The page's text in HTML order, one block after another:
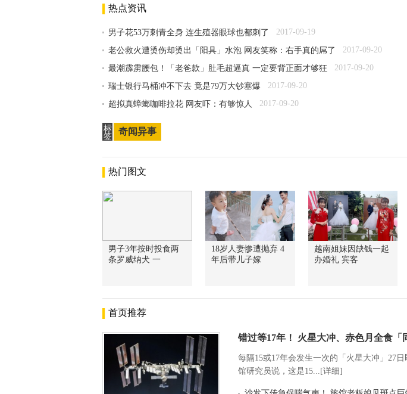
热点资讯
男子花53万刺青全身 连生殖器眼球也都刺了 2017-09-19
老公救火遭烫伤却烫出「阳具」水泡 网友笑称：右手真的屌了 2017-09-20
最潮霹雳腰包！「老爸款」肚毛超逼真 一定要背正面才够狂 2017-09-20
瑞士银行马桶冲不下去 竟是79万大钞塞爆 2017-09-20
超拟真蟑螂咖啡拉花 网友吓：有够惊人 2017-09-20
标
签
奇闻异事
热门图文
男子3年按时投食两
条罗威纳犬 一
18岁人妻惨遭抛弃 4
年后带儿子嫁
越南姐妹因缺钱一起
办婚礼 宾客
首页推荐
错过等17年！ 火星大冲、赤色月全食「
每隔15或17年会发生一次的「火星大冲」27
馆研究员说，这是15...[详细]